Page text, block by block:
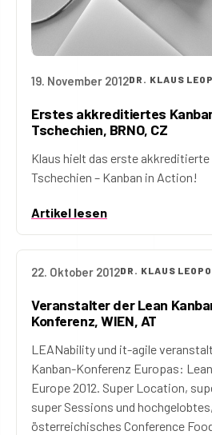
19. November 2012DR. KLAUS
Erstes akkreditiertes
Tschechien, BRNO, CZ
Klaus hielt das erste akkreditierte
Tschechien – Kanban in Action!
Artikel lesen
22. Oktober 2012DR. KLAUS
Veranstalter der Lean
Konferenz, WIEN, AT
LEANability und it-agile
Kanban-Konferenz Europas:
Europe 2012. Super Location,
super Sessions und
österreichisches Conference